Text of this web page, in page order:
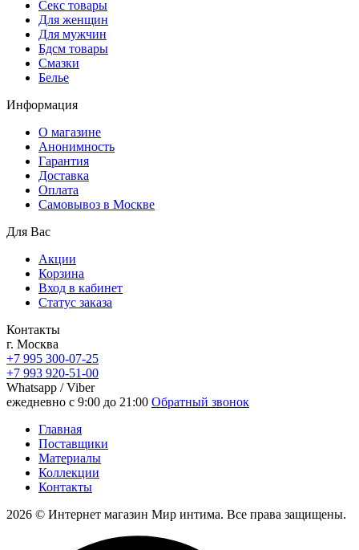
Секс товары
Для женщин
Для мужчин
Бдсм товары
Смазки
Белье
Информация
О магазине
Анонимность
Гарантия
Доставка
Oплата
Самовывоз в Москве
Для Вас
Акции
Корзина
Вход в кабинет
Статус заказа
Контакты
г. Москва
+7 995 300-07-25
+7 993 920-51-00
Whatsapp / Viber
ежедневно с 9:00 до 21:00 Обратный звонок
Главная
Поставщики
Материалы
Коллекции
Контакты
2026 © Интернет магазин Мир интима. Все права защищены.